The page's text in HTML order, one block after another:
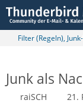
Filter (Regeln),
Junk als
raiSCH 21.